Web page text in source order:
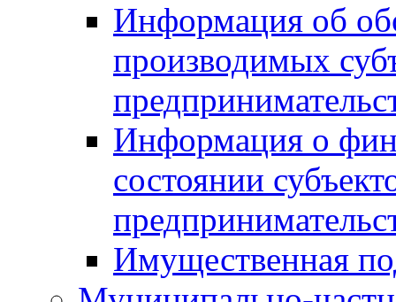
Информация об
производимых
Информация о
состоянии
Имущественная